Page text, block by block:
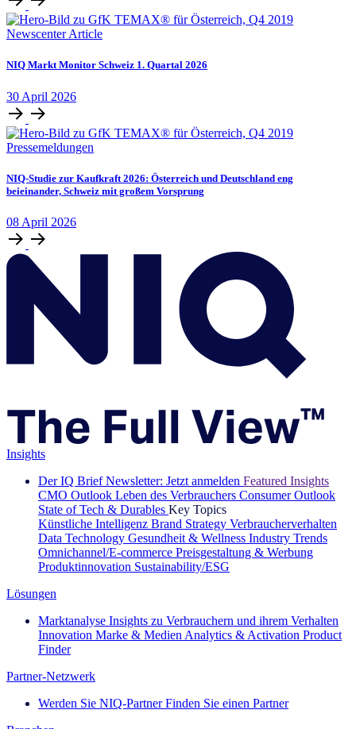
Newscenter Article
NIQ Markt Monitor Schweiz 1. Quartal 2026
30 April 2026
Pressemeldungen
NIQ-Studie zur Kaufkraft 2026: Österreich und Deutschland eng
beieinander, Schweiz mit großem Vorsprung
08 April 2026
Insights
Der IQ Brief Newsletter: Jetzt anmelden Featured Insights
CMO Outlook Leben des Verbrauchers Consumer Outlook
State of Tech & Durables Key Topics
Künstliche Intelligenz Brand Strategy Verbraucherverhalten
Data Technology Gesundheit & Wellness Industry Trends
Omnichannel/E-commerce Preisgestaltung & Werbung
Produktinnovation Sustainability/ESG
Lösungen
Marktanalyse Insights zu Verbrauchern und ihrem Verhalten
Innovation Marke & Medien Analytics & Activation Product
Finder
Partner-Netzwerk
Werden Sie NIQ-Partner Finden Sie einen Partner